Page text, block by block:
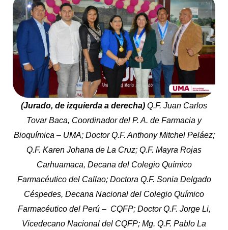
(Jurado, de izquierda a derecha) Q.F. Juan Carlos
Tovar Baca, Coordinador del P. A. de Farmacia y
Bioquímica – UMA; Doctor Q.F. Anthony Mitchel Peláez;
Q.F. Karen Johana de La Cruz; Q.F. Mayra Rojas
Carhuamaca, Decana del Colegio Químico
Farmacéutico del Callao; Doctora Q.F. Sonia Delgado
Céspedes, Decana Nacional del Colegio Químico
Farmacéutico del Perú – CQFP; Doctor Q.F. Jorge Li,
Vicedecano Nacional del CQFP; Mg. Q.F. Pablo La